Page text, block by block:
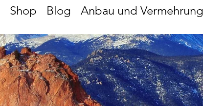
Shop Blog Anbau und Vermehrung